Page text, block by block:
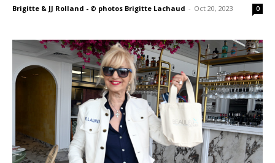
Brigitte & JJ Rolland - © photos Brigitte Lachaud - Oct 20, 2023 0